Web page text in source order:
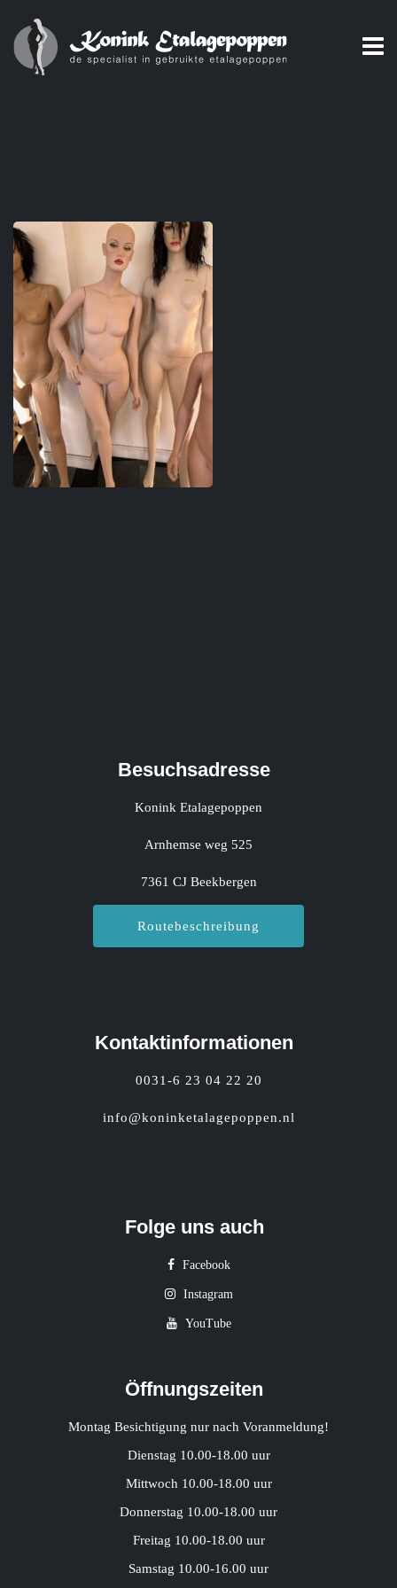
Besuchsadresse
Konink Etalagepoppen
Arnhemse weg 525
7361 CJ Beekbergen
Routebeschreibung
Kontaktinformationen
0031-6 23 04 22 20
info@koninketalagepoppen.nl
Folge uns auch
Facebook
Instagram
YouTube
Öffnungszeiten
Montag Besichtigung nur nach Voranmeldung!
Dienstag 10.00-18.00 uur
Mittwoch 10.00-18.00 uur
Donnerstag 10.00-18.00 uur
Freitag 10.00-18.00 uur
Samstag 10.00-16.00 uur